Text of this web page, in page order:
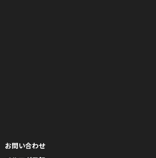
お問い合わせ